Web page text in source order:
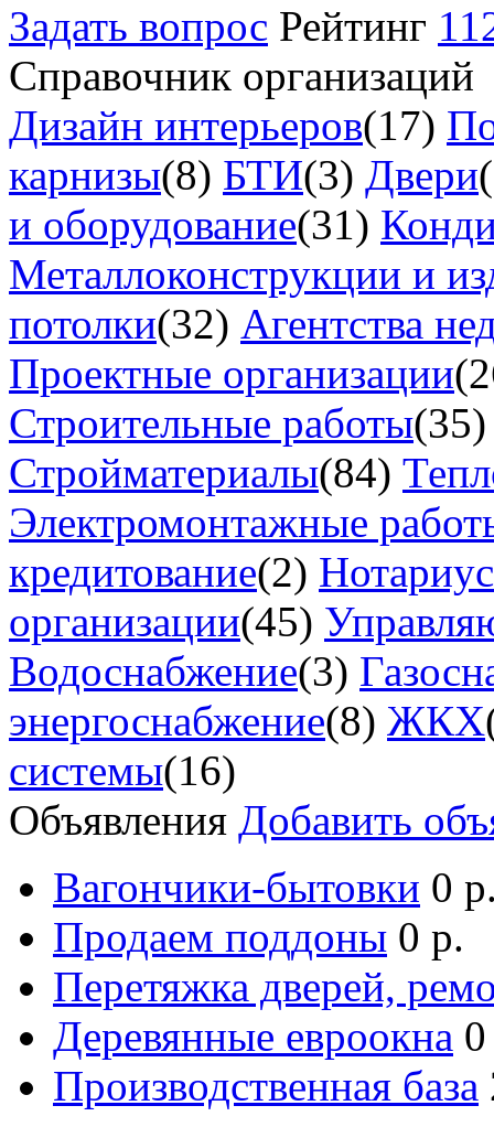
Задать вопрос Рейтинг
Справочник организаций
Дизайн интерьеров(17)
карнизы(8) БТИ(3) Двери
и оборудование(31)
Металлоконструкции и
потолки(32) Агентства
Проектные организации
Строительные работы(35)
Стройматериалы(84)
Электромонтажные
кредитование(2)
организации(45)
Водоснабжение(3)
энергоснабжение(8) ЖКХ
системы(16)
Объявления Добавить
Вагончики-бытовки 0
Продаем поддоны 0 р.
Перетяжка дверей,
Деревянные евроокна
Производственная база